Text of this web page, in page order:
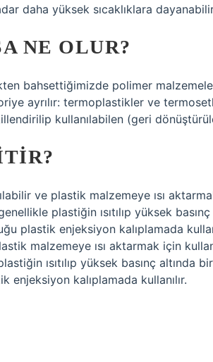
daha yüksek sıcaklıklara
NE OLUR?
bahsettiğimizde polimer
ayrılır: termoplastikler ve
kullanılabilen (geri
ve plastik malzemeye ısı
plastiğin ısıtılıp yüksek
plastik enjeksiyon kalıplamada
malzemeye ısı aktarmak için
ısıtılıp yüksek basınç altında
kalıplamada kullanılır.